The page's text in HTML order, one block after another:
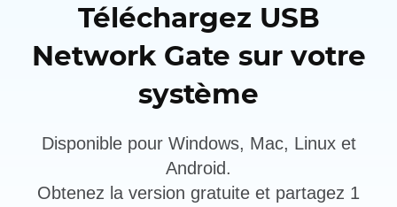
Téléchargez USB
Network Gate sur votre
système
Disponible pour Windows, Mac, Linux et
Android.
Obtenez la version gratuite et partagez 1